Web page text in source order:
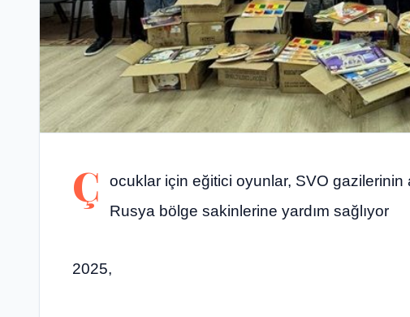
Ç
ocuklar için eğitici oyunlar, SVO gazilerinin
Rusya bölge sakinlerine yardım sağlıyor
2025,